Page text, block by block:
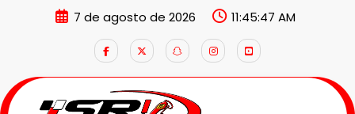
7 de agosto de 2026 11:45:48 AM